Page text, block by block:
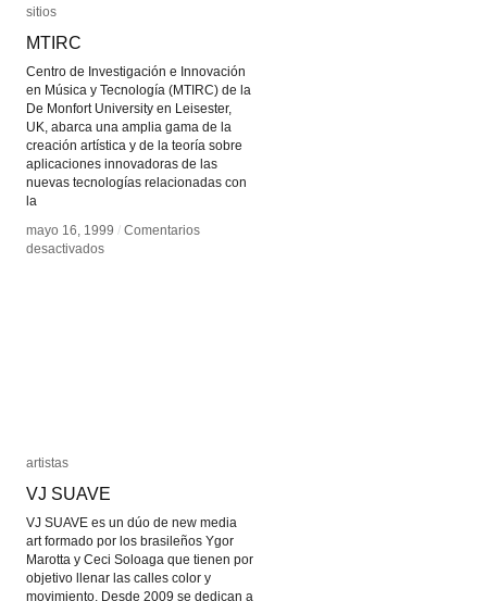
sitios
MTIRC
Centro de Investigación e Innovación
en Música y Tecnología (MTIRC) de la
De Monfort University en Leisester,
UK, abarca una amplia gama de la
creación artística y de la teoría sobre
aplicaciones innovadoras de las
nuevas tecnologías relacionadas con
la
mayo 16, 1999 / Comentarios
desactivadosen
sitios
MTIRC
mayo 16, 1999 / Comentarios
desactivadosen
artistas
VJ SUAVE
VJ SUAVE es un dúo de new media
art formado por los brasileños Ygor
Marotta y Ceci Soloaga que tienen por
objetivo llenar las calles color y
movimiento. Desde 2009 se dedican a
artistas
VJ SUAVE